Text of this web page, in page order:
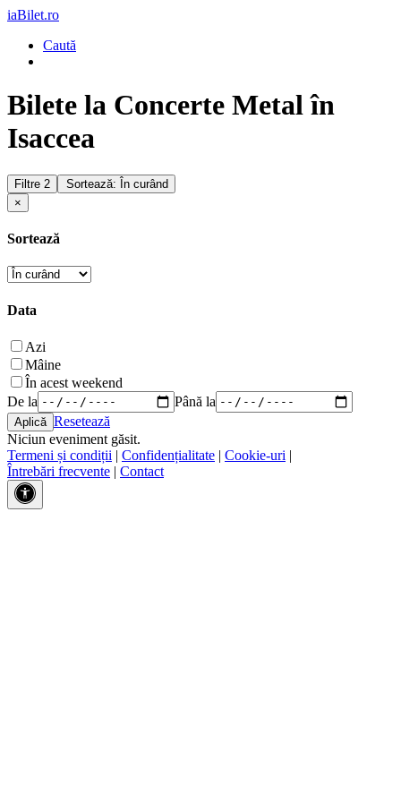
iaBilet.ro
Caută
Bilete la Concerte Metal în
Isaccea
Filtre 2
Sortează: În curând
×
Sortează
Data
Azi
Mâine
În acest weekend
De la
Până la
Resetează
Niciun eveniment găsit.
Termeni și condiții | Confidențialitate | Cookie-uri |
Întrebări frecvente | Contact